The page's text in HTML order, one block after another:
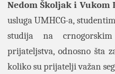
Nedom Školjak i Vukom
usluga UMHCG-a,
studija na
prijateljstva, odnosno šta
koliko su prijatelji važan